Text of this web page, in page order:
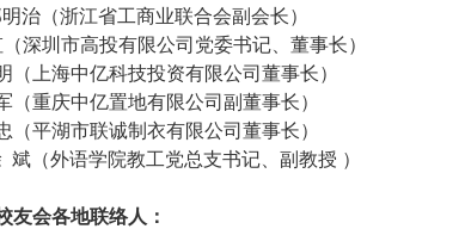
治（浙江省工商业联合会副会长）
市高投有限公司党委书记、董事长）
海中亿科技投资有限公司董事长）
庆中亿置地有限公司副董事长）
湖市联诚制衣有限公司董事长）
（外语学院教工党总支书记、副教授 ）
友会各地联络人：